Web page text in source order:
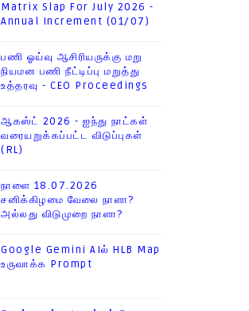
Matrix Slap For July 2026 -
Annual Increment (01/07)
பணி ஓய்வு ஆசிரியருக்கு மறு
நியமன பணி நீட்டிப்பு மறுத்து
உத்தரவு - CEO Proceedings
ஆகஸ்ட் 2026 - ஐந்து நாட்கள்
வரையறுக்கப்பட்ட விடுப்புகள்
(RL)
நாளை 18.07.2026
சனிக்கிழமை வேலை நாளா?
அல்லது விடுமுறை நாளா?
Google Gemini AIல் HLB Map
உருவாக்க Prompt